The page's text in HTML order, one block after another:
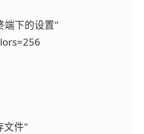
端下的设置"
文件"